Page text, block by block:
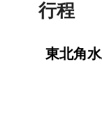
行程
東北角